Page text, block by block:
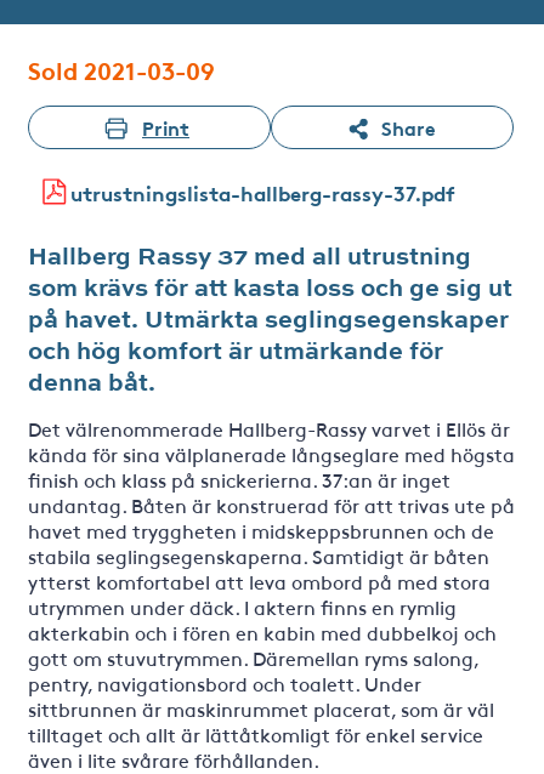
Sold 2021-03-09
Print Share
utrustningslista-hallberg-rassy-37.pdf
Hallberg Rassy 37 med all utrustning
som krävs för att kasta loss och ge sig ut
på havet. Utmärkta seglingsegenskaper
och hög komfort är utmärkande för
denna båt.
Det välrenommerade Hallberg-Rassy varvet i Ellös är
kända för sina välplanerade långseglare med högsta
finish och klass på snickerierna. 37:an är inget
undantag. Båten är konstruerad för att trivas ute på
havet med tryggheten i midskeppsbrunnen och de
stabila seglingsegenskaperna. Samtidigt är båten
ytterst komfortabel att leva ombord på med stora
utrymmen under däck. I aktern finns en rymlig
akterkabin och i fören en kabin med dubbelkoj och
gott om stuvutrymmen. Däremellan ryms salong,
pentry, navigationsbord och toalett. Under
sittbrunnen är maskinrummet placerat, som är väl
tilltaget och allt är lättåtkomligt för enkel service
även i lite svårare förhållanden.